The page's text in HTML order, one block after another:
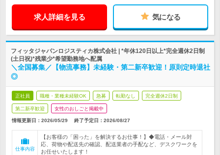
求人詳細を見る 気になる
フィッタジャパンロジスティカ株式会社 | *年休120日以上*完全週休2日制
(土日祝)*残業少*希望勤務地へ配属
＼全国募集／【物流事務】未経験・第二新卒歓迎！原則定時退社
◎
正社員 職種・業種未経験OK 急募 転勤なし 完全週休2日制
第二新卒歓迎 女性のおしごと掲載中
情報更新日：2026/05/29 終了予定日： 2026/08/27
仕事内容
【お客様の「困った」を解決するお仕事！】◆電話・メール対
応、荷物や配送先の確認、配送業者の手配など、デスクワークを
お任せいたします！